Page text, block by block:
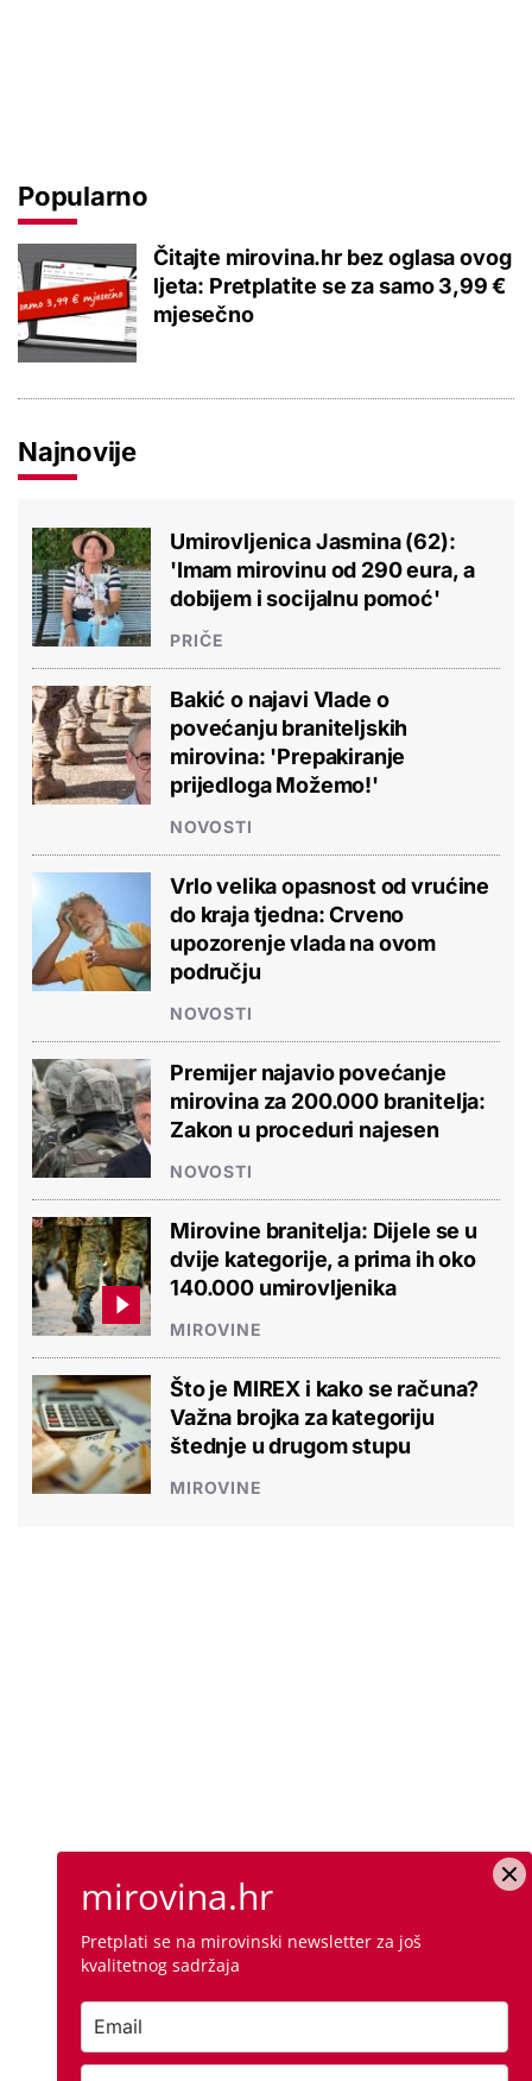
Popularno
Čitajte mirovina.hr bez oglasa ovog
ljeta: Pretplatite se za samo 3,99 €
mjesečno
Najnovije
Umirovljenica Jasmina (62):
'Imam mirovinu od 290 eura, a
dobijem i socijalnu pomoć'
PRIČE
Bakić o najavi Vlade o
povećanju braniteljskih
mirovina: 'Prepakiranje
prijedloga Možemo!'
NOVOSTI
Vrlo velika opasnost od vrućine
do kraja tjedna: Crveno
upozorenje vlada na ovom
području
NOVOSTI
Premijer najavio povećanje
mirovina za 200.000 branitelja:
Zakon u proceduri najesen
NOVOSTI
Mirovine branitelja: Dijele se u
dvije kategorije, a prima ih oko
140.000 umirovljenika
MIROVINE
Što je MIREX i kako se računa?
Važna brojka za kategoriju
štednje u drugom stupu
MIROVINE
mirovina.hr
Pretplati se na mirovinski newsletter za još
kvalitetnog sadržaja